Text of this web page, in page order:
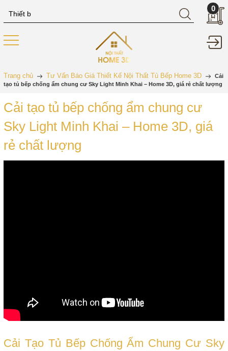
0
Trang chủ Tư Vấn Báo Giá Thiết Kế Nội Thất Tủ Bếp Home 3D
Cải
tạo tủ bếp chống ẩm chung cư Sky Light Minh Khai – Home 3D, giá rẻ chất lượng
Cải tạo tủ bếp chống ẩm chung cư
Sky Light Minh Khai – Home 3D, giá
rẻ chất lượng
Cải Tạo Tủ Bếp Chống Ẩm Chung Cư Sky